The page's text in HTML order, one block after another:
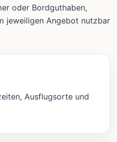
oder Bordguthaben,
jeweiligen Angebot nutzbar
Ausflugsorte und